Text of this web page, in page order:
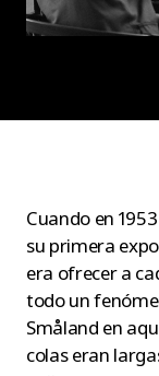
Cuando en
su primera
era ofrecer a
todo un
Småland en
colas eran